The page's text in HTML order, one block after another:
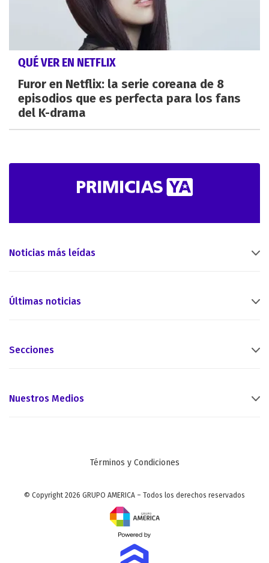
QUÉ VER EN NETFLIX
Furor en Netflix: la serie coreana de 8
episodios que es perfecta para los fans
del K-drama
Noticias más leídas
Últimas noticias
Secciones
Nuestros Medios
Términos y Condiciones
© Copyright 2026 GRUPO AMERICA – Todos los derechos reservados